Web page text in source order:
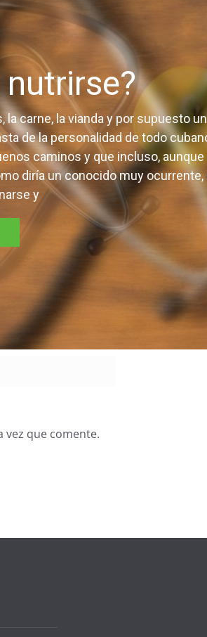
vez que comente.
carne, la vianda y por supuesto
de la personalidad de todo
caminos y que incluso,
diría un conocido muy ocurrente,
y